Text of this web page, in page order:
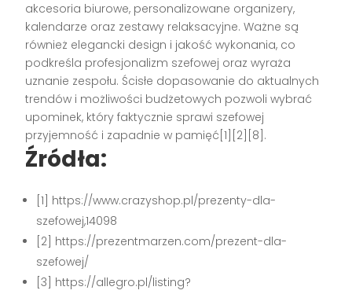
akcesoria biurowe, personalizowane organizery,
kalendarze oraz zestawy relaksacyjne. Ważne są
również elegancki design i jakość wykonania, co
podkreśla profesjonalizm szefowej oraz wyraża
uznanie zespołu. Ścisłe dopasowanie do aktualnych
trendów i możliwości budżetowych pozwoli wybrać
upominek, który faktycznie sprawi szefowej
przyjemność i zapadnie w pamięć[1][2][8].
Źródła:
[1] https://www.crazyshop.pl/prezenty-dla-
szefowej,14098
[2] https://prezentmarzen.com/prezent-dla-
szefowej/
[3] https://allegro.pl/listing?